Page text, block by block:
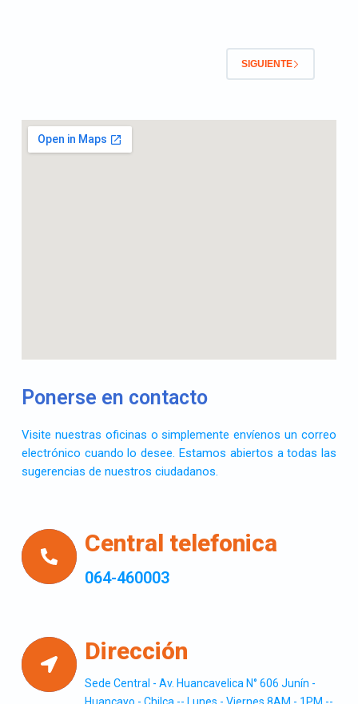
SIGUIENTE
Ponerse en contacto
Visite nuestras oficinas o simplemente envíenos un correo
electrónico cuando lo desee. Estamos abiertos a todas las
sugerencias de nuestros ciudadanos.
Central telefonica
064-460003
Dirección
Sede Central - Av. Huancavelica N° 606 Junín -
Huancayo - Chilca -- Lunes - Viernes 8AM - 1PM --